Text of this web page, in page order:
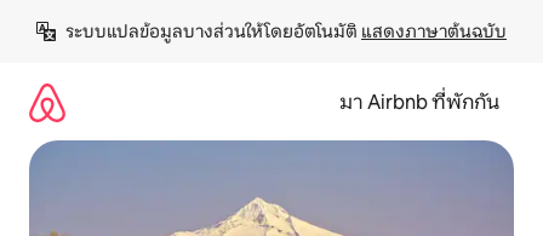
เนื้อหา
ระบบแปลข้อมูลบางส่วนให้โดยอัตโนมัติ แสดงภาษาต้นฉบับ
มา Airbnb ที่พักกัน